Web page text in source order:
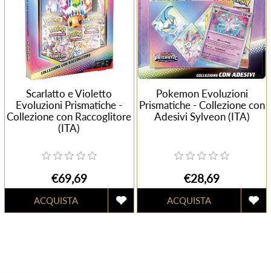
Scarlatto e Violetto
Evoluzioni Prismatiche -
Collezione con Raccoglitore
(ITA)
€69,69
Pokemon Evoluzioni
Prismatiche - Collezione con
Adesivi Sylveon (ITA)
€28,69